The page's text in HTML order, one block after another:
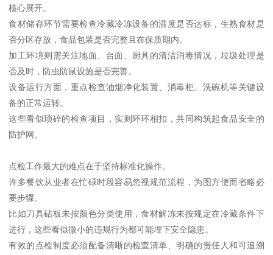
核心展开。
食材储存环节需要检查冷藏冷冻设备的温度是否达标，生熟食材是
否分区存放，食品包装是否完整且在保质期内。
加工环境则需关注地面、台面、厨具的清洁消毒情况，垃圾处理是
否及时，防虫防鼠设施是否完善。
设备运行方面，重点检查油烟净化装置、消毒柜、洗碗机等关键设
备的正常运转。
这些看似琐碎的检查项目，实则环环相扣，共同构筑起食品安全的
防护网。
点检工作最大的难点在于坚持标准化操作。
许多餐饮从业者在忙碌时段容易忽视规范流程，为图方便而省略必
要步骤。
比如刀具砧板未按颜色分类使用，食材解冻未按规定在冷藏条件下
进行，这些看似微小的违规行为都可能埋下安全隐患。
有效的点检制度必须配备清晰的检查清单、明确的责任人和可追溯